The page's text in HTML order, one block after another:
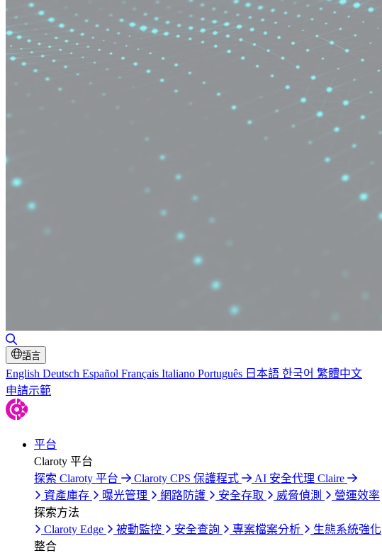
切換搜尋
語言
English Deutsch Español Français Italiano Português 日本語 한국어 繁體中文
申請示範
平台
Claroty 平台
探索 Claroty 平台
Claroty CPS 保護程式
AI 安全代理 Claire
資產庫存
曝光管理 網路防護 安全存取 威脅偵測
營運效率
探索方法
Claroty Edge
被動監控 安全查詢 專案檔案分析
生態系統強化
整合